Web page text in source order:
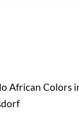
African Colors